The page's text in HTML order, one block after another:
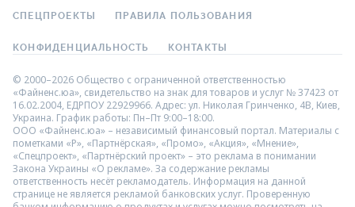
СПЕЦПРОЕКТЫ ПРАВИЛА ПОЛЬЗОВАНИЯ
КОНФИДЕНЦИАЛЬНОСТЬ КОНТАКТЫ
© 2000–2026 Общество с ограниченной ответственностью
«Файненс.юа», свидетельство на знак для товаров и услуг № 37423 от
16.02.2004, ЕДРПОУ 22929966. Адрес: ул. Николая Гринченко, 4В, Киев,
Украина. График работы: Пн–Пт 9:00–18:00.
ООО «Файненс.юа» – независимый финансовый портал. Материалы с
пометками «Р», «Партнёрская», «Промо», «Акция», «Мнение»,
«Спецпроект», «Партнёрский проект» – это реклама в понимании
Закона Украины «О рекламе». За содержание рекламы
ответственность несёт рекламодатель. Информация на данной
странице не является рекламой банковских услуг. Проверенную